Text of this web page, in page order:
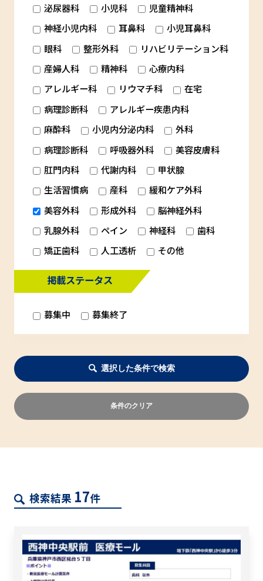
泌尿器科
小児科
児童精神科
神経小児内科
耳鼻科
小児耳鼻科
眼科
整形外科
リハビリテーション科
産婦人科
精神科
心療内科
アレルギー科
リウマチ科
在宅
病理診断科
アレルギー疾患内科
麻酔科
小児内分泌内科
外科
病理診断科
呼吸器外科
美容皮膚科
肛門内科
代謝内科
甲状腺
生活習慣病
産科
緩和ケア外科
美容外科
形成外科
脳神経外科
乳腺外科
ペイン 神経科
歯科
矯正歯科
人工透析 その他
掲載ステータス
募集中 募集終了
選択した条件で検索
条件のクリア
検索結果 17件